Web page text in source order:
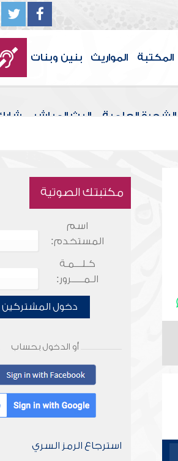
المكتبة المواريث بنين وبنات
الشجرة العلمية البث المباشر
مكتبتك الصوتية
اسم
المستخدم:
كـلـــمـة
الـمـــــرور:
دخول المشتركين
أو الدخول بحساب
استرجاع الرمز السري